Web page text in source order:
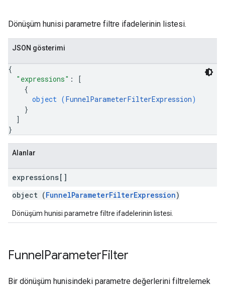
Dönüşüm hunisi parametre filtre ifadelerinin listesi.
JSON gösterimi
{
"expressions" :
[
{
object (FunnelParameterFilterExpression)
}
]
}
Alanlar
expressions[]
object (FunnelParameterFilterExpression)
Dönüşüm hunisi parametre filtre ifadelerinin listesi.
FunnelParameterFilter
Bir dönüşüm hunisindeki parametre değerlerini filtrelemek